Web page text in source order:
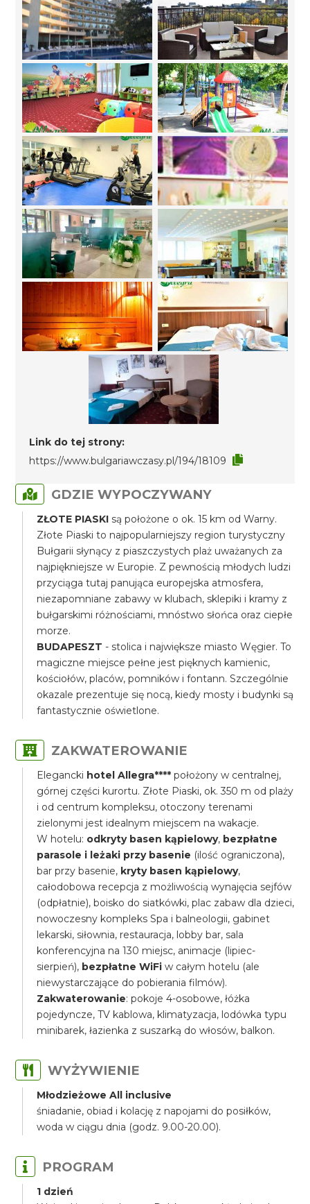
Link do tej strony:
https://www.bulgariawczasy.pl/194/18109
GDZIE WYPOCZYWANY
ZŁOTE PIASKI są położone o ok. 15 km od Warny.
Złote Piaski to najpopularniejszy region turystyczny
Bułgarii słynący z piaszczystych plaż uważanych za
najpiękniejsze w Europie. Z pewnością młodych ludzi
przyciąga tutaj panująca europejska atmosfera,
niezapomniane zabawy w klubach, sklepiki i kramy z
bułgarskimi różnościami, mnóstwo słońca oraz ciepłe
morze.
BUDAPESZT - stolica i największe miasto Węgier. To
magiczne miejsce pełne jest pięknych kamienic,
kościołów, placów, pomników i fontann. Szczególnie
okazale prezentuje się nocą, kiedy mosty i budynki są
fantastycznie oświetlone.
ZAKWATEROWANIE
Elegancki hotel Allegra**** położony w centralnej,
górnej części kurortu. Złote Piaski, ok. 350 m od plaży
i od centrum kompleksu, otoczony terenami
zielonymi jest idealnym miejscem na wakacje.
W hotelu: odkryty basen kąpielowy, bezpłatne
parasole i leżaki przy basenie (ilość ograniczona),
bar przy basenie, kryty basen kąpielowy,
całodobowa recepcja z możliwością wynajęcia sejfów
(odpłatnie), boisko do siatkówki, plac zabaw dla dzieci,
nowoczesny kompleks Spa i balneologii, gabinet
lekarski, siłownia, restauracja, lobby bar, sala
konferencyjna na 130 miejsc, animacje (lipiec-
sierpień), bezpłatne WiFi w całym hotelu (ale
niewystarczające do pobierania filmów).
Zakwaterowanie: pokoje 4-osobowe, łóżka
pojedyncze, TV kablowa, klimatyzacja, lodówka typu
minibarek, łazienka z suszarką do włosów, balkon.
WYŻYWIENIE
Młodzieżowe All inclusive
śniadanie, obiad i kolację z napojami do posiłków,
woda w ciągu dnia (godz. 9.00-20.00).
PROGRAM
1 dzień